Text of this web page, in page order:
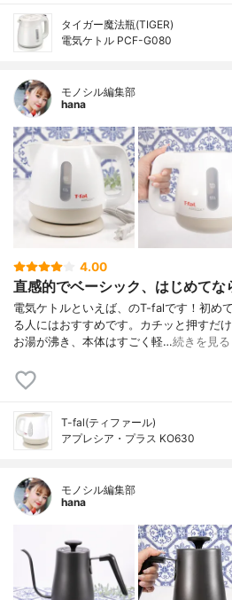
タイガー魔法瓶(TIGER)
電気ケトル PCF-G080
モノシル編集部
hana
4.00
直感的でベーシック、はじめてな
電気ケトルといえば、のT-falです！初め
る人にはおすすめです。カチッと押すだ
お湯が沸き、本体はすごく軽…続きを見る
T-fal(ティファール)
アプレシア・プラス KO630
モノシル編集部
hana